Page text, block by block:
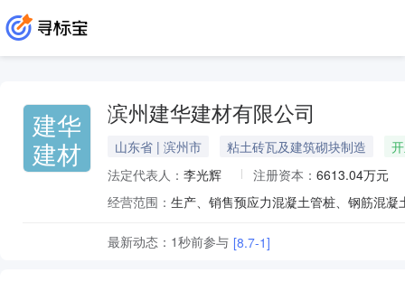
建华
建材
滨州建华建材有限公司
山东省 | 滨州市 粘土砖瓦及建筑砌块制造
法定代表人： 李光辉 注册资本： 6613.04万元
经营范围：
最新动态： 1秒前参与 [8.7-1]